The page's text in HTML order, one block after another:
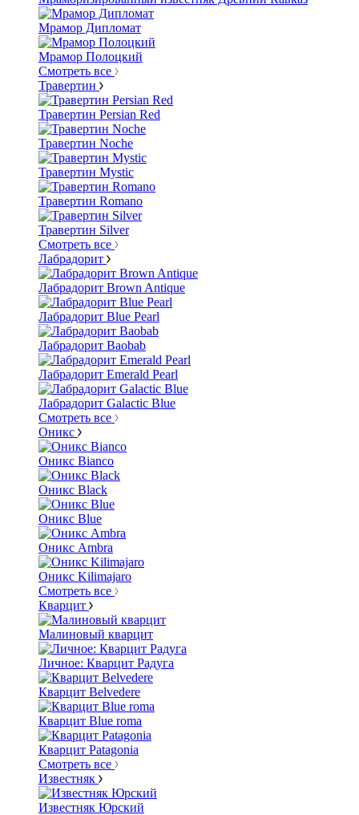
Мрамор Дипломат
Мрамор Полоцкий
Смотреть все
Травертин
Травертин Persian Red
Травертин Noche
Травертин Mystic
Травертин Romano
Травертин Silver
Смотреть все
Лабрадорит
Лабрадорит Brown Antique
Лабрадорит Blue Pearl
Лабрадорит Baobab
Лабрадорит Emerald Pearl
Лабрадорит Galactic Blue
Смотреть все
Оникс
Оникс Bianco
Оникс Black
Оникс Blue
Оникс Ambra
Оникс Kilimajaro
Смотреть все
Кварцит
Малиновый кварцит
Личное: Кварцит Радуга
Кварцит Belvedere
Кварцит Blue roma
Кварцит Patagonia
Смотреть все
Известняк
Известняк Юрский